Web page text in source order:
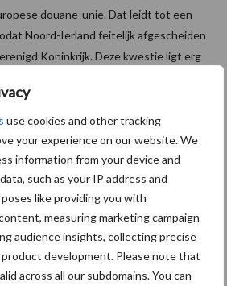
use cookies and other tracking
your experience on our website. We
information from your device and
such as your IP address and
like providing you with
measuring marketing campaign
audience insights, collecting precise
development. Please note that
across all our subdomains. You can
douane-unie. Dat leidt tot een
Noord-Ierland feitelijk afgescheiden
Koninkrijk. Deze kwestie ligt erg
jou!
blijft
droogte en
houden handel
de greep